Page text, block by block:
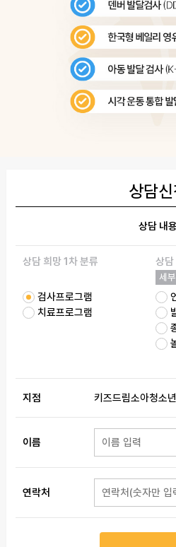
상담
상담 내용
상담 희망 1차 분류
검사프로그램
치료프로그램
상담
세
지점 키즈드림소아청소
이름
연락처